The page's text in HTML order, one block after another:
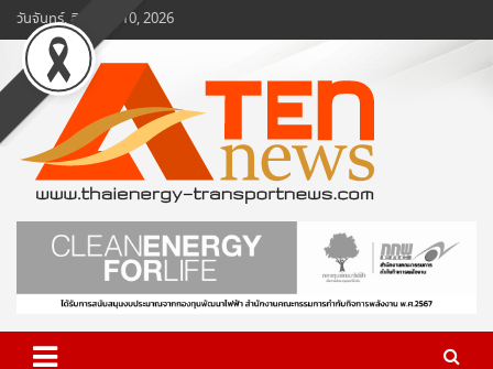
Skip
to
content
วันจันทร์, สิงหาคม 10, 2026
www.ten-news.com
ข่าวพลังงานและคมนาคม